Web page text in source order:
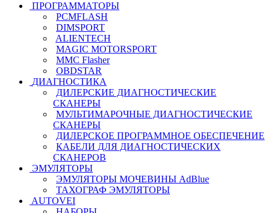
ПРОГРАММАТОРЫ
PCMFLASH
DIMSPORT
ALIENTECH
MAGIC MOTORSPORT
MMC Flasher
OBDSTAR
ДИАГНОСТИКА
ДИЛЕРСКИЕ ДИАГНОСТИЧЕСКИЕ
СКАНЕРЫ
МУЛЬТИМАРОЧНЫЕ ДИАГНОСТИЧЕСКИЕ
СКАНЕРЫ
ДИЛЕРСКОЕ ПРОГРАММНОЕ ОБЕСПЕЧЕНИЕ
КАБЕЛИ ДЛЯ ДИАГНОСТИЧЕСКИХ
СКАНЕРОВ
ЭМУЛЯТОРЫ
ЭМУЛЯТОРЫ МОЧЕВИНЫ АdBlue
ТАХОГРАФ ЭМУЛЯТОРЫ
AUTOVEI